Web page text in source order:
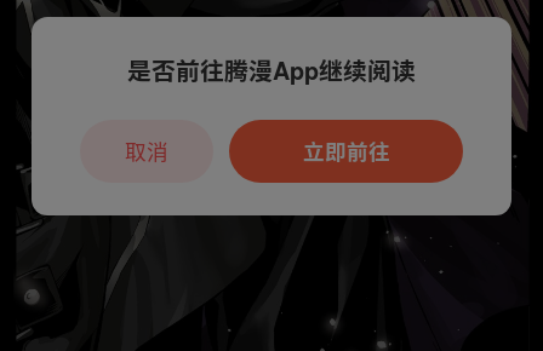
是否前往腾漫App继续阅读
立即前往
取消